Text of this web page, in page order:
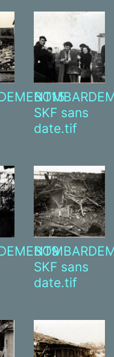
SKF sans
date.tif
SKF sans
date.tif